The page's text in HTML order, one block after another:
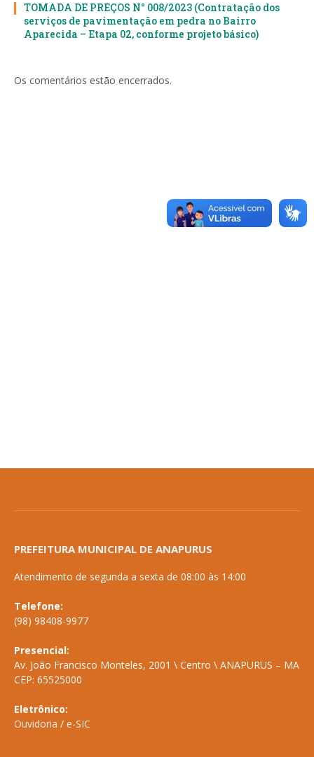
TOMADA DE PREÇOS N° 008/2023 (Contratação dos
serviços de pavimentação em pedra no Bairro
Aparecida – Etapa 02, conforme projeto básico)
Os comentários estão encerrados.
PREFEITURA MUNICIPAL DE ANAPURUS
Atendimento de segunda a sexta de 08:00 às 14:00
Telefone:
(98) 98408-9977
Presencial:
Av. João Francisco Monteles, 2001 \ Centro \ ANAPURUS – MA
CEP: 65525000
Eletrônico:
Ouvidoria / e-SIC